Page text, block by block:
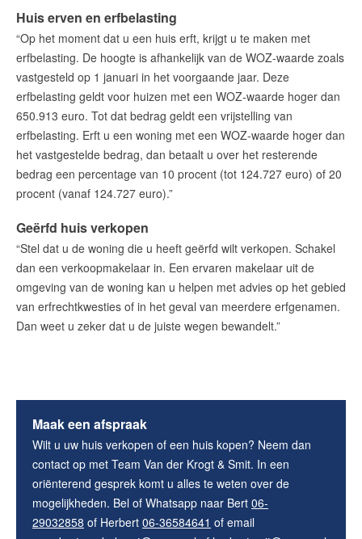
Huis erven en erfbelasting
“Op het moment dat u een huis erft, krijgt u te maken met
erfbelasting. De hoogte is afhankelijk van de WOZ-waarde zoals
vastgesteld op 1 januari in het voorgaande jaar. Deze
erfbelasting geldt voor huizen met een WOZ-waarde hoger dan
650.913 euro. Tot dat bedrag geldt een vrijstelling van
erfbelasting. Erft u een woning met een WOZ-waarde hoger dan
het vastgestelde bedrag, dan betaalt u over het resterende
bedrag een percentage van 10 procent (tot 124.727 euro) of 20
procent (vanaf 124.727 euro).”
Geërfd huis verkopen
“Stel dat u de woning die u heeft geërfd wilt verkopen. Schakel
dan een verkoopmakelaar in. Een ervaren makelaar uit de
omgeving van de woning kan u helpen met advies op het gebied
van erfrechtkwesties of in het geval van meerdere erfgenamen.
Dan weet u zeker dat u de juiste wegen bewandelt.”
Maak een afspraak
Wilt u uw huis verkopen of een huis kopen? Neem dan
contact op met Team Van der Krogt & Smit. In een
oriënterend gesprek komt u alles te weten over de
mogelijkheden. Bel of Whatsapp naar Bert 06-
29032858 of Herbert 06-36584641 of email